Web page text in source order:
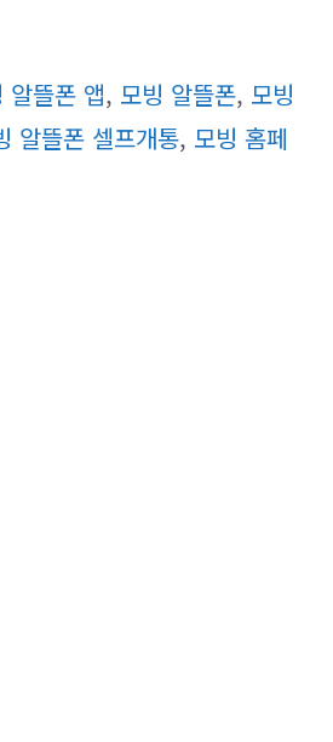
알뜰폰 앱, 모빙 알뜰폰, 모빙
알뜰폰 셀프개통, 모빙 홈페